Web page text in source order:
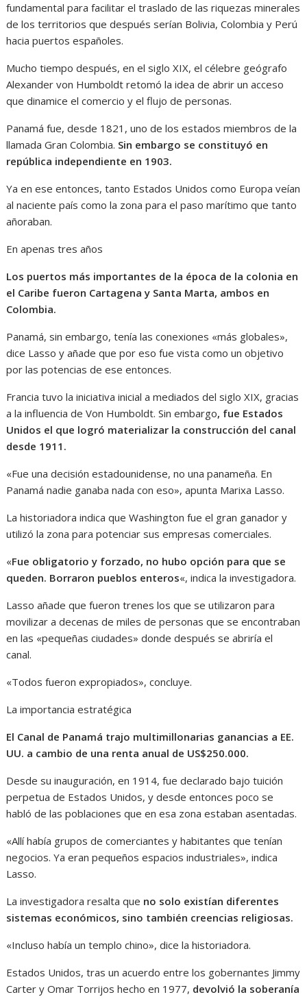
fundamental para facilitar el traslado de las riquezas minerales
de los territorios que después serían Bolivia, Colombia y Perú
hacia puertos españoles.
Mucho tiempo después, en el siglo XIX, el célebre geógrafo
Alexander von Humboldt retomó la idea de abrir un acceso
que dinamice el comercio y el flujo de personas.
Panamá fue, desde 1821, uno de los estados miembros de la
llamada Gran Colombia. Sin embargo se constituyó en
república independiente en 1903.
Ya en ese entonces, tanto Estados Unidos como Europa veían
al naciente país como la zona para el paso marítimo que tanto
añoraban.
En apenas tres años
Los puertos más importantes de la época de la colonia en
el Caribe fueron Cartagena y Santa Marta, ambos en
Colombia.
Panamá, sin embargo, tenía las conexiones «más globales»,
dice Lasso y añade que por eso fue vista como un objetivo
por las potencias de ese entonces.
Francia tuvo la iniciativa inicial a mediados del siglo XIX, gracias
a la influencia de Von Humboldt. Sin embargo, fue Estados
Unidos el que logró materializar la construcción del canal
desde 1911.
«Fue una decisión estadounidense, no una panameña. En
Panamá nadie ganaba nada con eso», apunta Marixa Lasso.
La historiadora indica que Washington fue el gran ganador y
utilizó la zona para potenciar sus empresas comerciales.
«Fue obligatorio y forzado, no hubo opción para que se
queden. Borraron pueblos enteros«, indica la investigadora.
Lasso añade que fueron trenes los que se utilizaron para
movilizar a decenas de miles de personas que se encontraban
en las «pequeñas ciudades» donde después se abriría el
canal.
«Todos fueron expropiados», concluye.
La importancia estratégica
El Canal de Panamá trajo multimillonarias ganancias a EE.
UU. a cambio de una renta anual de US$250.000.
Desde su inauguración, en 1914, fue declarado bajo tuición
perpetua de Estados Unidos, y desde entonces poco se
habló de las poblaciones que en esa zona estaban asentadas.
«Allí había grupos de comerciantes y habitantes que tenían
negocios. Ya eran pequeños espacios industriales», indica
Lasso.
La investigadora resalta que no solo existían diferentes
sistemas económicos, sino también creencias religiosas.
«Incluso había un templo chino», dice la historiadora.
Estados Unidos, tras un acuerdo entre los gobernantes Jimmy
Carter y Omar Torrijos hecho en 1977, devolvió la soberanía